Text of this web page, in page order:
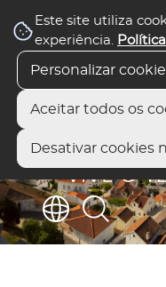
Este site utiliza
experiência.
Personalizar
Aceitar todos os
Desativar cookies